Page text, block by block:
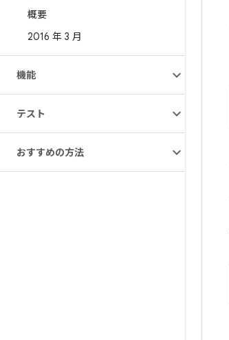
概要
2016 年 3 月
機能
テスト
おすすめの方法